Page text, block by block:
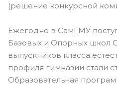
(решение конкурсной
Ежегодно в СамГМУ
Базовых и Опорных школ
выпускников класса
профиля гимназии стали
Образовательная